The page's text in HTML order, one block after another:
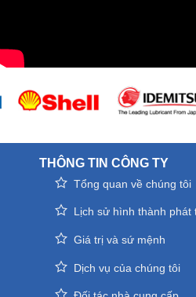
THÔNG TIN CÔNG TY
Tổng quan về chúng tôi
Lịch sử hình thành phát
Giá trị và sứ mệnh
Dịch vụ của chúng tôi